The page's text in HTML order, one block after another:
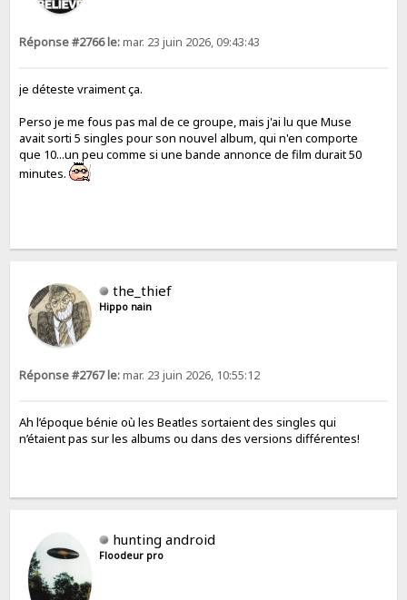
Réponse #2766 le:mar. 23 juin 2026, 09:43:43
je déteste vraiment ça.
Perso je me fous pas mal de ce groupe, mais j'ai lu que Muse
avait sorti 5 singles pour son nouvel album, qui n'en comporte
que 10...un peu comme si une bande annonce de film durait 50
minutes.
the_thief
Hippo nain
Réponse #2767 le:mar. 23 juin 2026, 10:55:12
Ah l’époque bénie où les Beatles sortaient des singles qui
n’étaient pas sur les albums ou dans des versions différentes!
hunting android
Floodeur pro